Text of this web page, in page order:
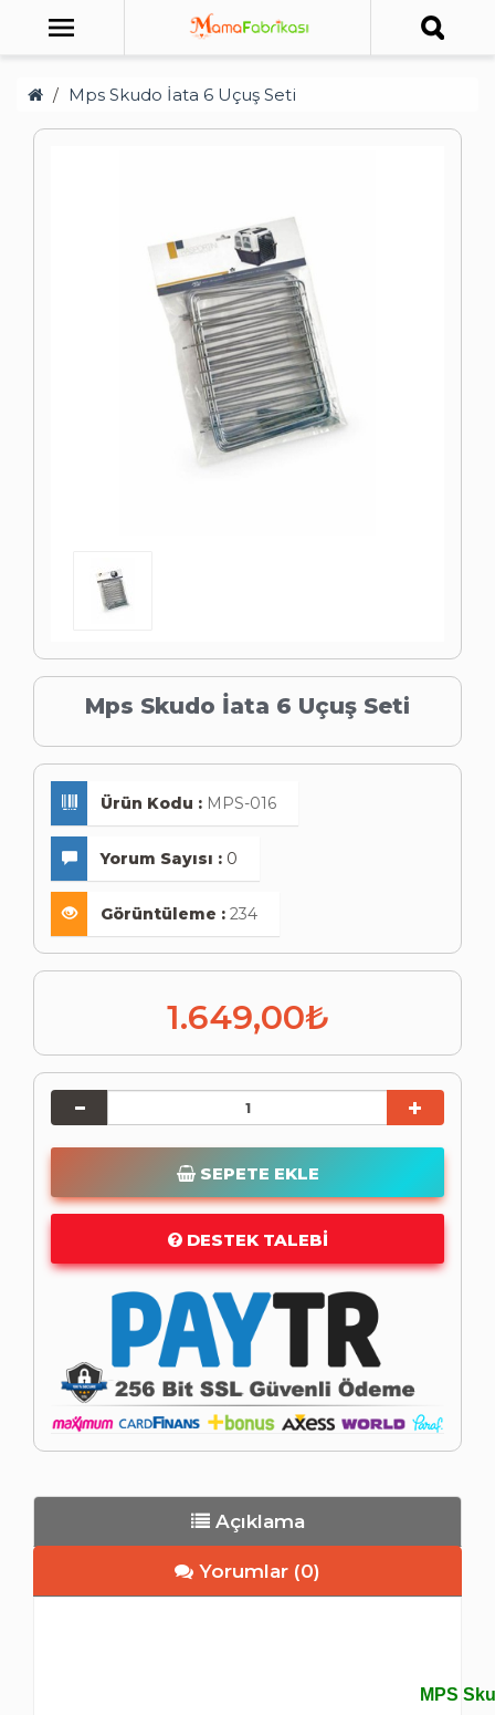
Mps Skudo İata 6 Uçuş Seti
Mps Skudo İata 6 Uçuş Seti
Ürün Kodu : MPS-016
Yorum Sayısı : 0
Görüntüleme : 234
1.649,00₺
SEPETE EKLE
DESTEK TALEBI
Açıklama
Yorumlar (0)
MPS